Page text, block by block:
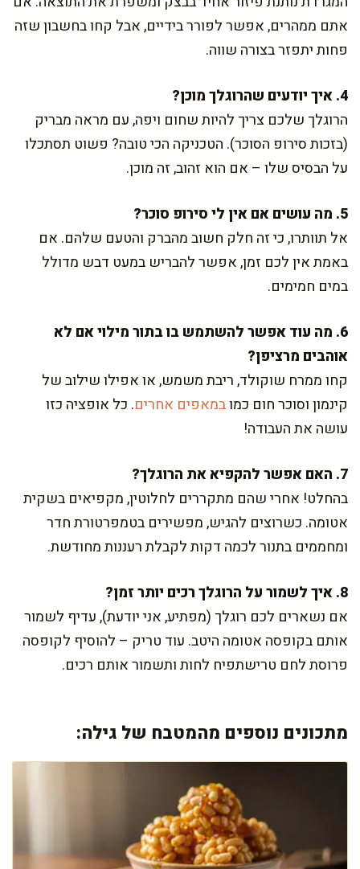
אתם ממהרים, אפשר לפורר בידיים, אבל קחו בחשבון שזה
פחות יתפזר בצורה שווה.
4. איך יודעים שהרוגלך מוכן?
הרוגלך שלכם צריך להיות שחום ויפה, עם מראה מבריק
(בזכות סירופ הסוכר). הטכניקה הכי טובה? פשוט תסתכלו
על הבסיס שלו – אם הוא זהוב, זה מוכן.
5. מה עושים אם אין לי סירופ סוכר?
אל תוותרו, כי זה חלק חשוב מהברק והטעם שלהם. אם
באמת אין לכם זמן, אפשר להבריש במעט דבש מדולל
במים חמימים.
6. מה עוד אפשר להשתמש בו בתור מילוי אם לא
אוהבים מרציפן?
קחו ממרח שוקולד, ריבת משמש, או אפילו שילוב של
קינמון וסוכר חום כמובמאפים אחרים. כל אופציה כזו
עושה את העבודה!
7. האם אפשר להקפיא את הרוגלך?
בהחלט! אחרי שהם מתקררים לחלוטין, מקפיאים בשקית
אטומה. כשרוצים להגיש, מפשירים בטמפרטורת חדר
ומחממים בתנור לכמה דקות לקבלת רעננות מחודשת.
8. איך לשמור על הרוגלך רכים יותר זמן?
אם נשארים לכם רוגלך (מפתיע, אני יודעת), עדיף לשמור
אותם בקופסה אטומה היטב. עוד טריק – להוסיף לקופסה
פרוסת לחם טרישתפיח לחות ותשמור אותם רכים.
מתכונים נוספים מהמטבח של גילה: